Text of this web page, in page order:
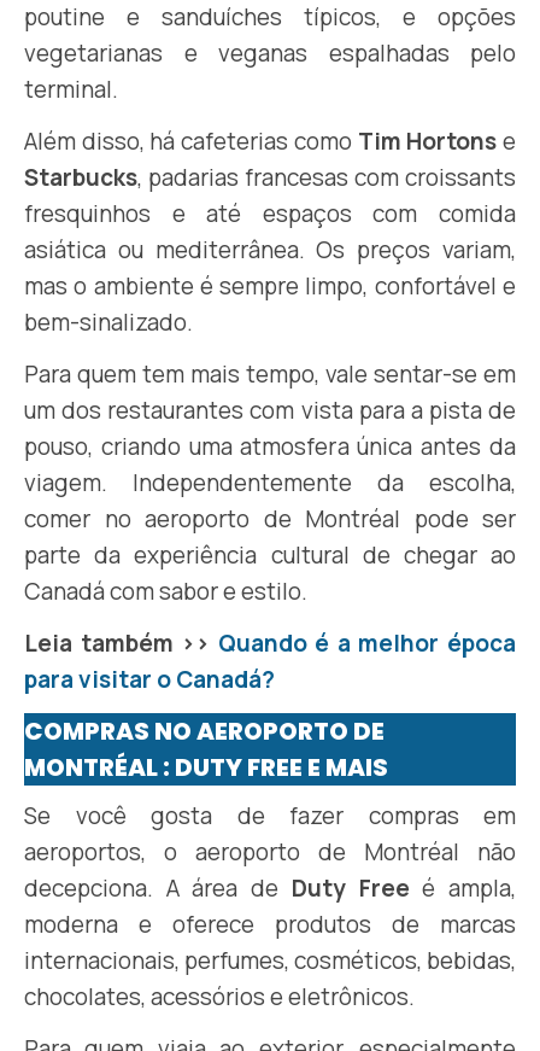
poutine e sanduíches típicos, e opções
vegetarianas e veganas espalhadas pelo
terminal.
Além disso, há cafeterias como Tim Hortonse
Starbucks, padarias francesas com croissants
fresquinhos e até espaços com comida
asiática ou mediterrânea. Os preços variam,
mas o ambiente é sempre limpo, confortável e
bem-sinalizado.
Para quem tem mais tempo, vale sentar-se em
um dos restaurantes com vista para a pista de
pouso, criando uma atmosfera única antes da
viagem. Independentemente da escolha,
comer no aeroporto de Montréal pode ser
parte da experiência cultural de chegar ao
Canadá com sabor e estilo.
Leia também >> Quando é a melhor época
para visitar o Canadá?
COMPRAS NO AEROPORTO DE
MONTRÉAL : DUTY FREE E MAIS
Se você gosta de fazer compras em
aeroportos, o aeroporto de Montréal não
decepciona. A área de Duty Free é ampla,
moderna e oferece produtos de marcas
internacionais, perfumes, cosméticos, bebidas,
chocolates, acessórios e eletrônicos.